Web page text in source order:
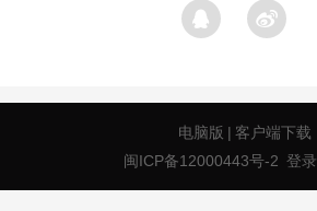
电脑版 | 客户端下载
闽ICP备12000443号-2 登录